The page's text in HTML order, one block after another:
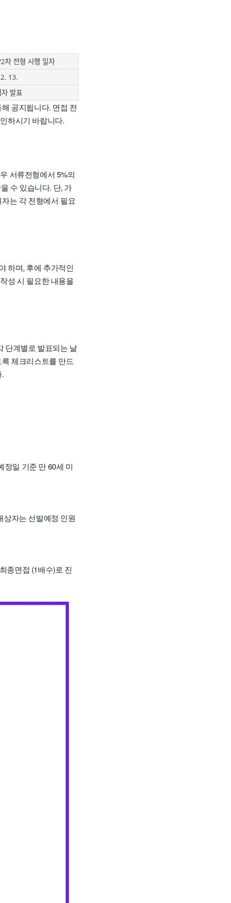
차 전형 시행 일자
13.
발표
공지됩니다. 면접 전
하시기 바랍니다.
서류전형에서 5%의
수 있습니다. 단, 가
는 각 전형에서 필요
하며, 후에 추가적인
성 시 필요한 내용을
단계별로 발표되는 날
체크리스트를 만드
정일 기준 만 60세 미
상자는 선발예정 인원
종면접 (1배수)로 진